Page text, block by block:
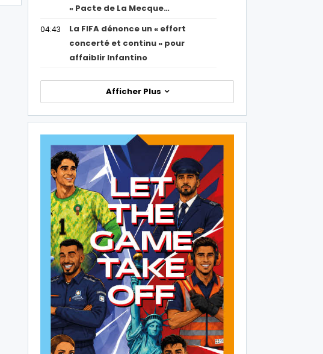
« Pacte de La Mecque…
04:43
La FIFA dénonce un « effort
concerté et continu » pour
affaiblir Infantino
Afficher Plus